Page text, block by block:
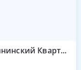
Бархатные Сезоны (Екатерининский Квартал)